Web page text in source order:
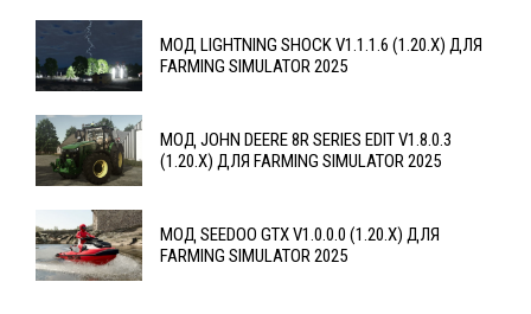
МОД LIGHTNING SHOCK V1.1.1.6 (1.20.X) ДЛЯ
FARMING SIMULATOR 2025
МОД JOHN DEERE 8R SERIES EDIT V1.8.0.3
(1.20.X) ДЛЯ FARMING SIMULATOR 2025
МОД SEEDOO GTX V1.0.0.0 (1.20.X) ДЛЯ
FARMING SIMULATOR 2025